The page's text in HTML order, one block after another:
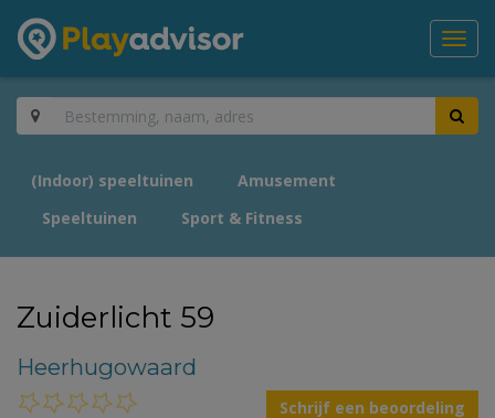
(Indoor) speeltuinen
Amusement
Speeltuinen
Sport & Fitness
Zuiderlicht 59
Heerhugowaard
Schrijf een beoordeling